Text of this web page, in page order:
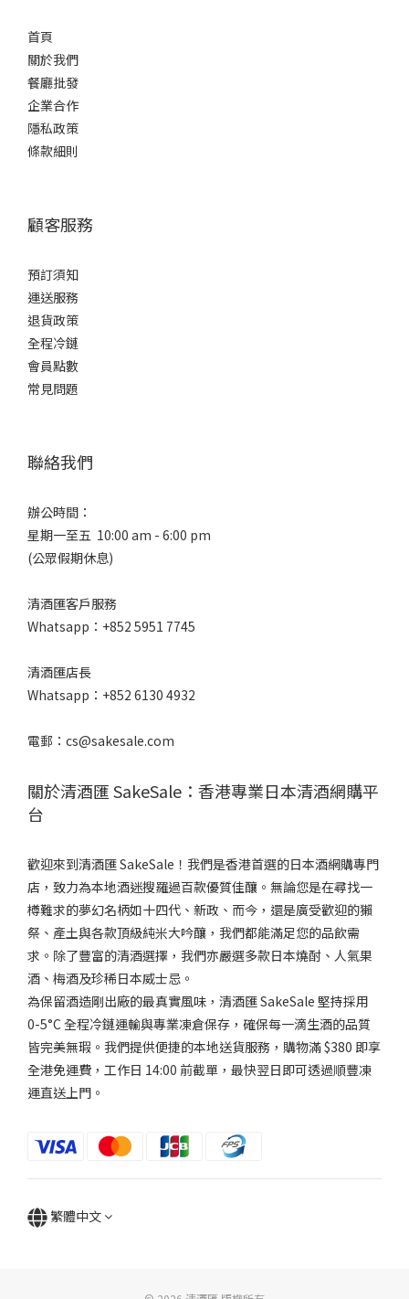
首頁
關於我們
餐廳批發
企業合作
隱私政策
條款細則
顧客服務
預訂須知
運送服務
退貨政策
全程冷鏈
會員點數
常見問題
聯絡我們
辦公時間：
星期一至五 10:00 am - 6:00 pm
(公眾假期休息)
清酒匯客戶服務
Whatsapp：+852 5951 7745
清酒匯店長
Whatsapp：+852 6130 4932
電郵：cs@sakesale.com
關於清酒匯 SakeSale：香港專業日本清酒網購平
台
歡迎來到清酒匯 SakeSale！我們是香港首選的日本酒網購專門
店，致力為本地酒迷搜羅過百款優質佳釀。無論您是在尋找一
樽難求的夢幻名柄如十四代、新政、而今，還是廣受歡迎的獺
祭、產土與各款頂級純米大吟釀，我們都能滿足您的品飲需
求。除了豐富的清酒選擇，我們亦嚴選多款日本燒酎、人氣果
酒、梅酒及珍稀日本威士忌。
為保留酒造剛出廠的最真實風味，清酒匯 SakeSale 堅持採用
0-5°C 全程冷鏈運輸與專業凍倉保存，確保每一滴生酒的品質
皆完美無瑕。我們提供便捷的本地送貨服務，購物滿 $380 即享
全港免運費，工作日 14:00 前截單，最快翌日即可透過順豐凍
運直送上門。
繁體中文